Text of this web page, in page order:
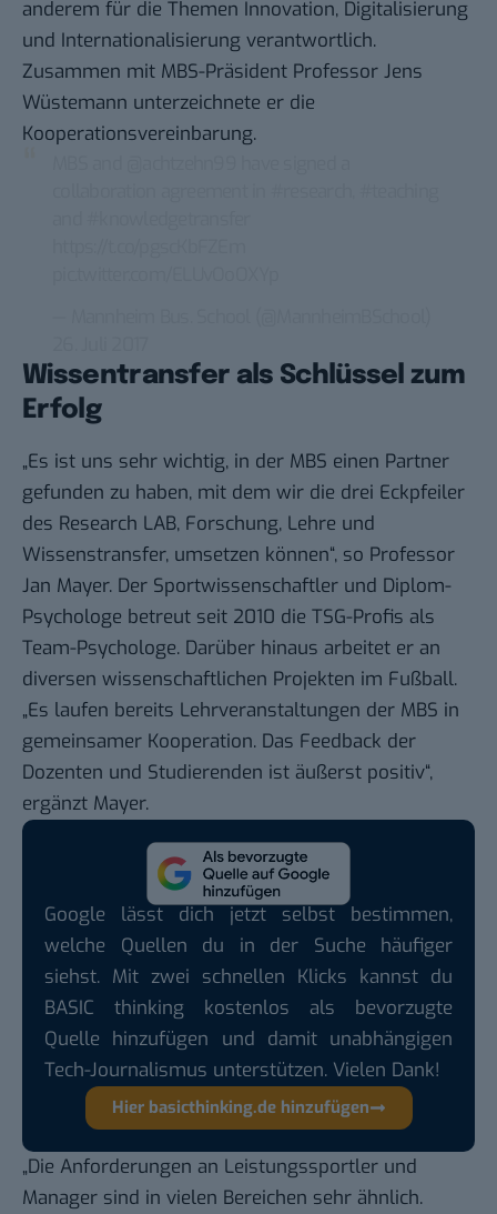
anderem für die Themen Innovation, Digitalisierung
und Internationalisierung verantwortlich.
Zusammen mit MBS-Präsident Professor Jens
Wüstemann unterzeichnete er die
Kooperationsvereinbarung.
Wissentransfer als Schlüssel zum
Erfolg
„Es ist uns sehr wichtig, in der MBS einen Partner
gefunden zu haben, mit dem wir die drei Eckpfeiler
des Research LAB, Forschung, Lehre und
Wissenstransfer, umsetzen können“, so Professor
Jan Mayer. Der Sportwissenschaftler und Diplom-
Psychologe betreut seit 2010 die TSG-Profis als
Team-Psychologe. Darüber hinaus arbeitet er an
diversen wissenschaftlichen Projekten im Fußball.
„Es laufen bereits Lehrveranstaltungen der MBS in
gemeinsamer Kooperation. Das Feedback der
Dozenten und Studierenden ist äußerst positiv“,
ergänzt Mayer.
Google lässt dich jetzt selbst bestimmen,
welche Quellen du in der Suche häufiger
siehst. Mit zwei schnellen Klicks kannst du
BASIC thinking kostenlos als bevorzugte
Quelle hinzufügen und damit unabhängigen
Tech-Journalismus unterstützen. Vielen Dank!
Hier basicthinking.de hinzufügen
„Die Anforderungen an Leistungssportler und
Manager sind in vielen Bereichen sehr ähnlich.